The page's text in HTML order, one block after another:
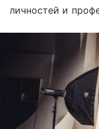
личностей и